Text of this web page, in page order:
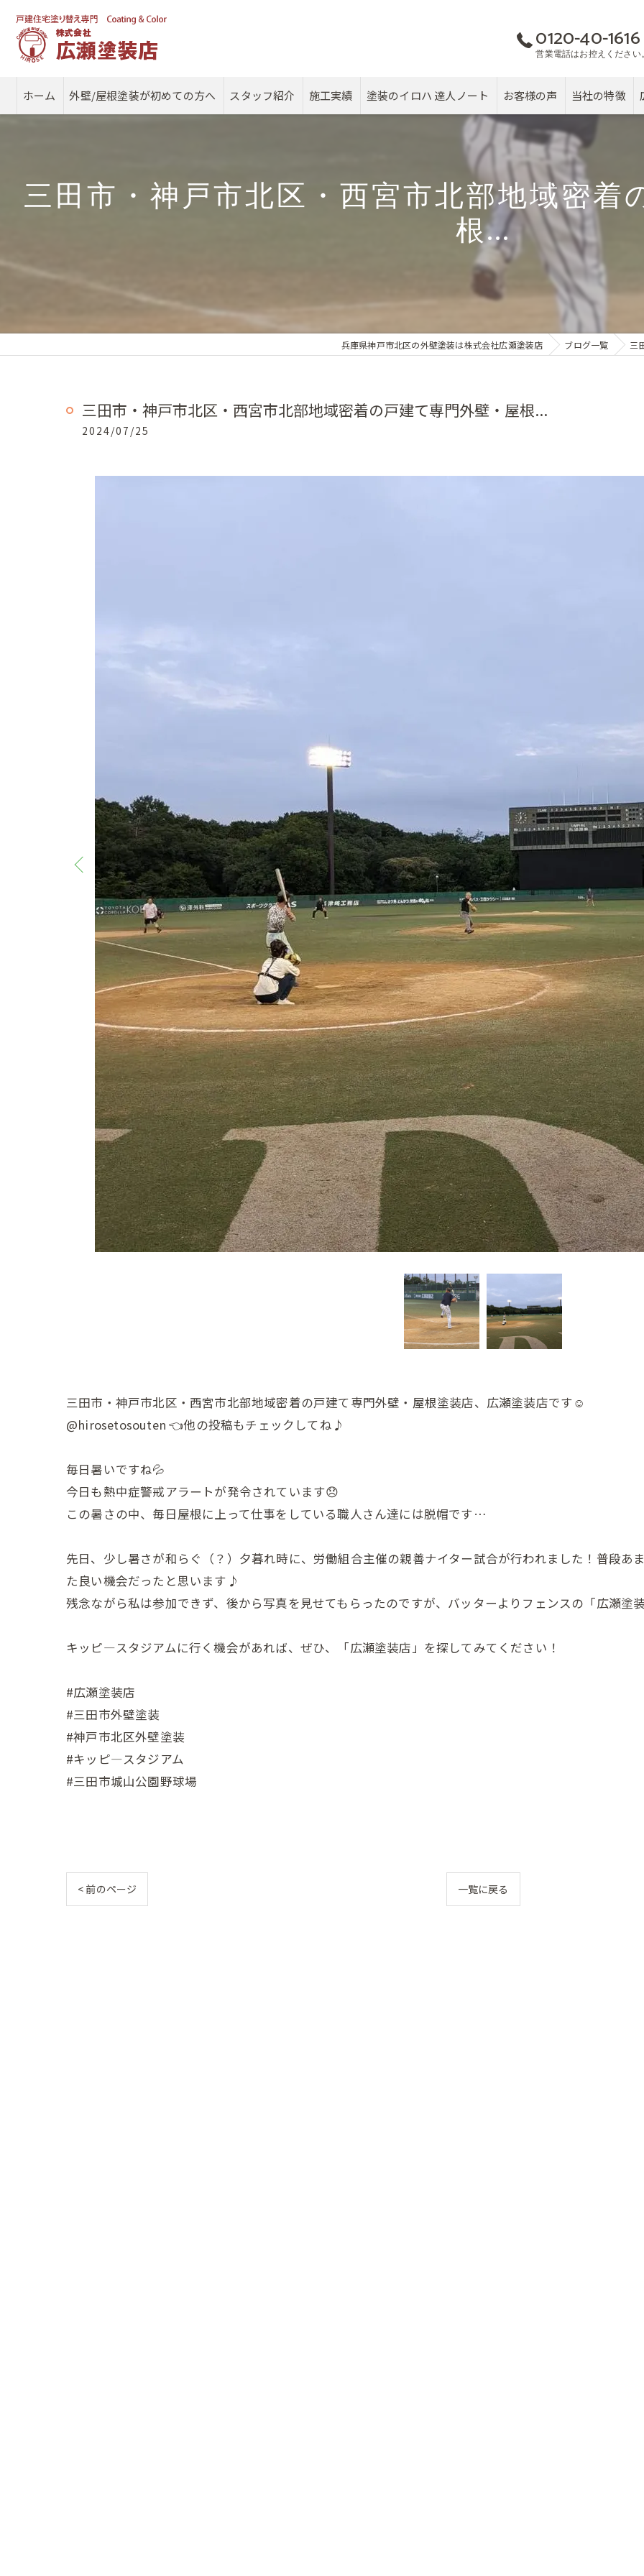
0120-40-1616
営業電話はお控えください。
ホーム 外壁/屋根塗装が初めての方へ スタッフ紹介 施工実績 塗装のイロハ 達人ノート お客様の声 当社の特徴
屋根
カバー工法
塗り替え
雨漏り
戸建て
三田市・神戸市北区・西宮市北部地域密着
根...
兵庫県神戸市北区の外壁塗装は株式会社広瀬塗装店 ブログ一覧 三
三田市・神戸市北区・西宮市北部地域密着の戸建て専門外壁・屋根...
2024/07/25
三田市・神戸市北区・西宮市北部地域密着の戸建て専門外壁・屋根塗装店、広瀬塗装店です☺
@hirosetosouten 👈他の投稿もチェックしてね♪
毎日暑いですね💦
今日も熱中症警戒アラートが発令されています😞
この暑さの中、毎日屋根に上って仕事をしている職人さん達には脱帽です…
先日、少し暑さが和らぐ（？）夕暮れ時に、労働組合主催の親善ナイター試合が行われました！普段あ
た良い機会だったと思います♪
残念ながら私は参加できず、後から写真を見せてもらったのですが、バッターよりフェンスの「広瀬塗
キッピ―スタジアムに行く機会があれば、ぜひ、「広瀬塗装店」を探してみてください！
#広瀬塗装店
#三田市外壁塗装
#神戸市北区外壁塗装
#キッピ―スタジアム
#三田市城山公園野球場
< 前のページ 一覧に戻る